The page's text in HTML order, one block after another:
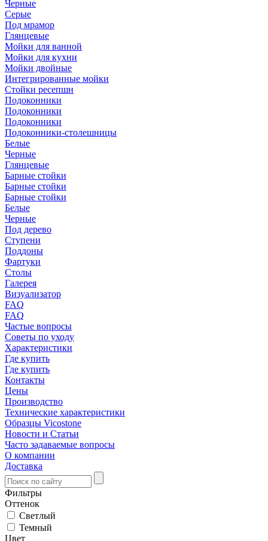
Черные
Серые
Под мрамор
Глянцевые
Мойки для ванной
Мойки для кухни
Мойки двойные
Интегрированные мойки
Стойки ресепшн
Подоконники
Подоконники
Подоконники
Подоконники-столешницы
Белые
Черные
Глянцевые
Барные стойки
Барные стойки
Барные стойки
Белые
Черные
Под дерево
Ступени
Поддоны
Фартуки
Столы
Галерея
Визуализатор
FAQ
FAQ
Частые вопросы
Советы по уходу
Характеристики
Где купить
Где купить
Контакты
Цены
Производство
Технические характеристики
Образцы Vicostone
Новости и Статьи
Часто задаваемые вопросы
О компании
Доставка
Фильтры
Оттенок
Светлый
Темный
Цвет